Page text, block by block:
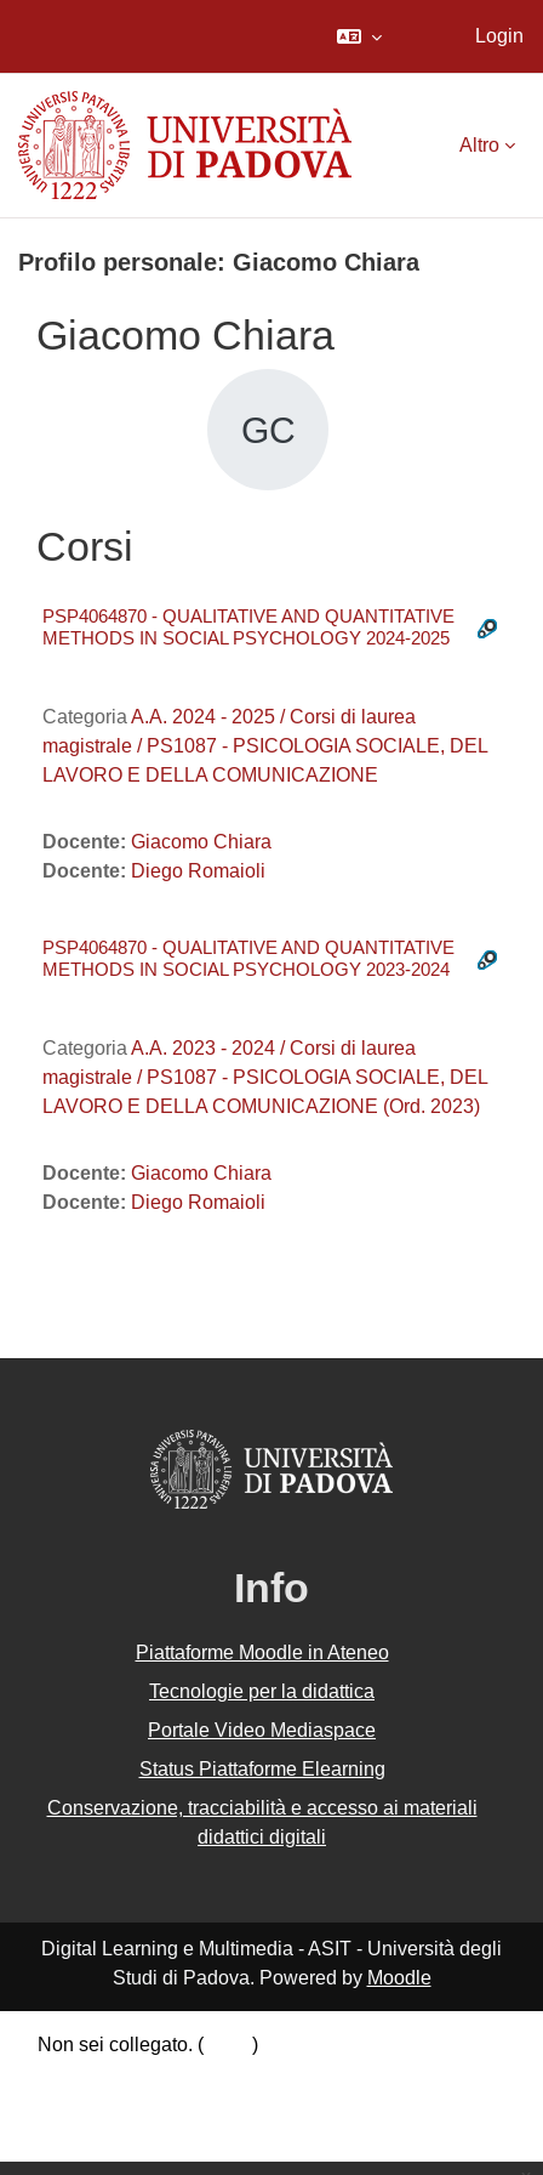
Login
Altro
Profilo personale: Giacomo Chiara
Giacomo Chiara
GC
Corsi
PSP4064870 - QUALITATIVE AND QUANTITATIVE
METHODS IN SOCIAL PSYCHOLOGY 2024-2025
Categoria A.A. 2024 - 2025 / Corsi di laurea
magistrale / PS1087 - PSICOLOGIA SOCIALE, DEL
LAVORO E DELLA COMUNICAZIONE
Docente: Giacomo Chiara
Docente: Diego Romaioli
PSP4064870 - QUALITATIVE AND QUANTITATIVE
METHODS IN SOCIAL PSYCHOLOGY 2023-2024
Categoria A.A. 2023 - 2024 / Corsi di laurea
magistrale / PS1087 - PSICOLOGIA SOCIALE, DEL
LAVORO E DELLA COMUNICAZIONE (Ord. 2023)
Docente: Giacomo Chiara
Docente: Diego Romaioli
Info
Piattaforme Moodle in Ateneo
Tecnologie per la didattica
Portale Video Mediaspace
Status Piattaforme Elearning
Conservazione, tracciabilità e accesso ai materiali
didattici digitali
Digital Learning e Multimedia - ASIT - Università degli
Studi di Padova. Powered by Moodle
Non sei collegato. (
)